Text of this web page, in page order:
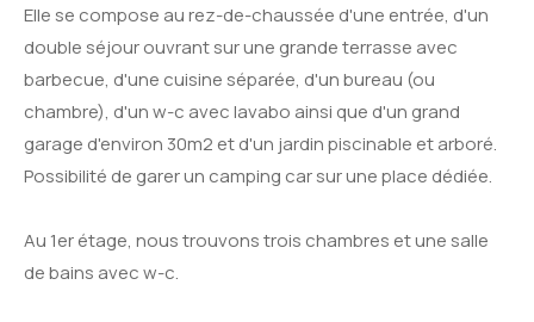
Elle se compose au rez-de-chaussée d'une entrée, d'un
double séjour ouvrant sur une grande terrasse avec
barbecue, d'une cuisine séparée, d'un bureau (ou
chambre), d'un w-c avec lavabo ainsi que d'un grand
garage d'environ 30m2 et d'un jardin piscinable et arboré.
Possibilité de garer un camping car sur une place dédiée.
Au 1er étage, nous trouvons trois chambres et une salle
de bains avec w-c.